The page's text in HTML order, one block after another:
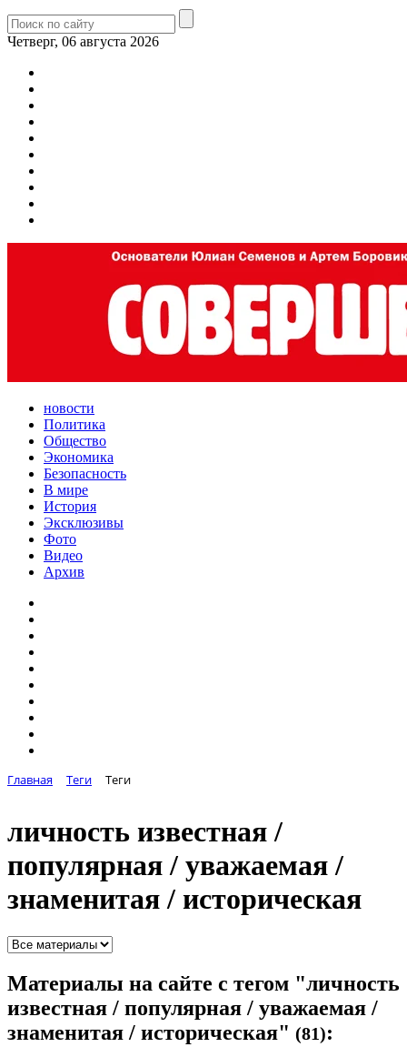
Четверг, 06 августа 2026
новости
Политика
Общество
Экономика
Безопасность
В мире
История
Эксклюзивы
Фото
Видео
Архив
Главная Теги Теги
личность известная /
популярная / уважаемая /
знаменитая / историческая
Материалы на сайте с тегом "личность
известная / популярная / уважаемая /
знаменитая / историческая" (81):